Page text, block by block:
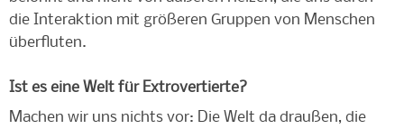
die Interaktion mit größeren Gruppen von Menschen
überfluten.
Ist es eine Welt für Extrovertierte?
Machen wir uns nichts vor: Die Welt da draußen, die